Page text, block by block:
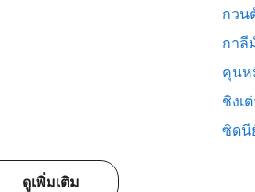
กวน
กาลี
คุนห
ชิงเ
ซิดนี
ดูเพิ่มเติม